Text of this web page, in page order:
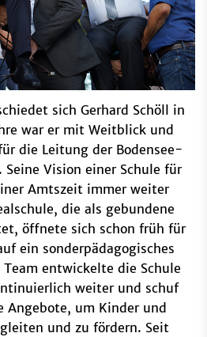
sich Gerhard Schöll in
war er mit Weitblick und
die Leitung der Bodensee-
Vision einer Schule für
Amtszeit immer weiter
die als gebundene
öffnete sich schon früh für
ein sonderpädagogisches
entwickelte die Schule
weiter und schuf
um Kinder und
und zu fördern. Seit